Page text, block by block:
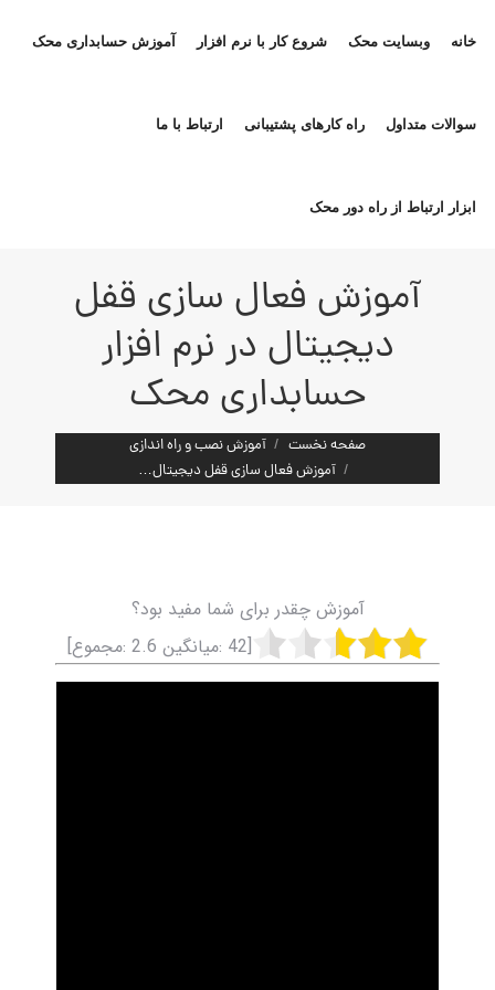
خانه وبسایت محک شروع کار با نرم افزار آموزش حسابداری محک
سوالات متداول راه کارهای پشتیبانی ارتباط با ما
ابزار ارتباط از راه دور محک
آموزش فعال سازی قفل
دیجیتال در نرم افزار
حسابداری محک
مکان شما:صفحه نخست
آموزش نصب و راه اندازی
آموزش فعال سازی قفل دیجیتال…
آموزش چقدر برای شما مفید بود؟
[
42 :میانگین 2.6 :مجموع]